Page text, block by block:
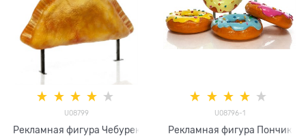
U08799
Рекламная фигура Чебурек
U08796-1
Рекламная фигура Пончик